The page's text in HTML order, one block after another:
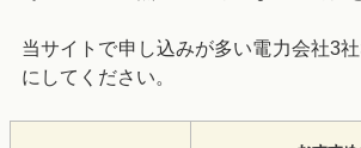
当サイトで申し込みが多い電力会社3
にしてください。